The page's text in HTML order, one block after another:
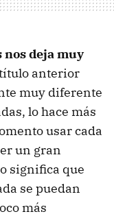
nos deja muy
anterior
muy diferente
lo hace más
usar cada
un gran
significa que
se puedan
más